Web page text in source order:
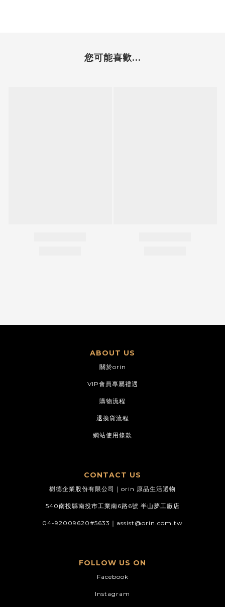
您可能喜歡...
ABOUT US
關於orin
VIP會員專屬禮遇
購物流程
退換貨流程
網站使用條款
CONTACT US
樹德企業股份有限公司｜orin 原品生活選物
540南投縣南投市工業南6路6號 半山夢工廠店
04-92009620#5633｜ assist@orin.com.tw
FOLLOW US ON
Facebook
Instagram